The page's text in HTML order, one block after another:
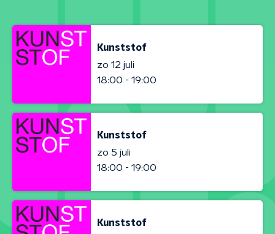
Kunststof
zo 12 juli
18:00 - 19:00
Kunststof
zo 5 juli
18:00 - 19:00
Kunststof